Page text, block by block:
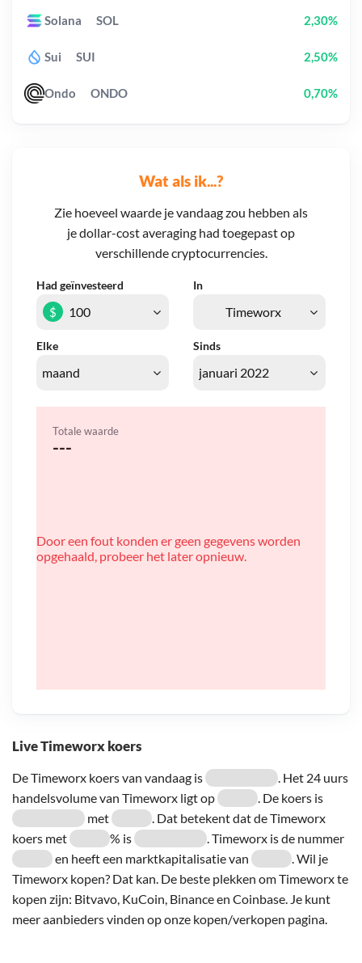
Live Timeworx koers
De Timeworx koers van vandaag is
. Het 24 uurs
handelsvolume van Timeworx ligt op
. De koers is
met
. Dat betekent dat de Timeworx
koers met
% is
. Timeworx is de nummer
en heeft een marktkapitalisatie van
. Wil je
Timeworx kopen? Dat kan. De beste plekken om Timeworx te
kopen zijn: Bitvavo, KuCoin, Binance en Coinbase. Je kunt
meer aanbieders vinden op onze kopen/verkopen pagina.
Wat als ik...?
Zie hoeveel waarde je vandaag zou hebben als
je dollar-cost averaging had toegepast op
verschillende cryptocurrencies.
Had geïnvesteerd In
Elke Sinds
$
Totale waarde
---
Door een fout konden er geen gegevens worden
opgehaald, probeer het later opnieuw.
Solana SOL 2,30%
Sui SUI 2,50%
Ondo ONDO 0,70%